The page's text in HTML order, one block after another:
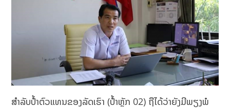
ສຳລັບປໍ້າຕົວແທນຂອງລັດເຮົາ (ປໍ້າຫຼັກ 02) ຖືໄດ້ວ່າຍັງມີພຽງພໍ